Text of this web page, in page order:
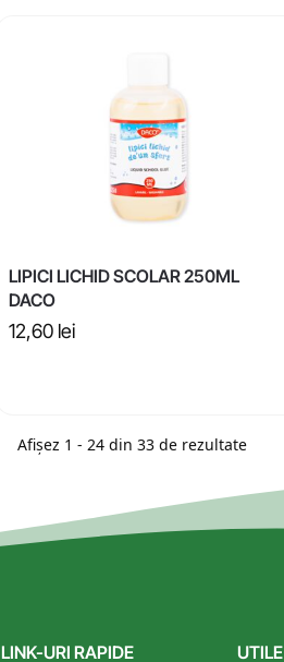
LIPICI LICHID SCOLAR 250ML
DACO
12,60 lei
Afișez 1 - 24 din 33 de rezultate
LINK-URI RAPIDE UTILE